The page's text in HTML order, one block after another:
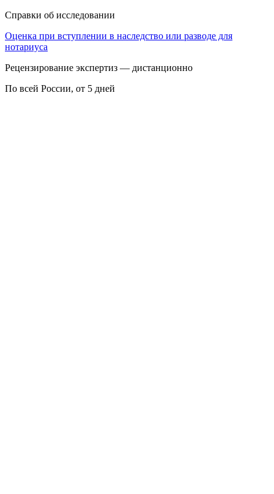
Справки об исследовании
Оценка при вступлении в наследство или разводе для
нотариуса
Рецензирование экспертиз — дистанционно
По всей России, от 5 дней